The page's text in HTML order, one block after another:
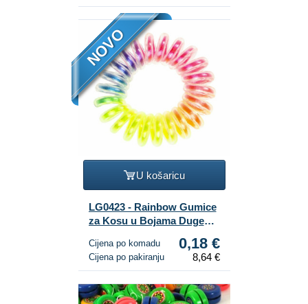
NOVO
U košaricu
LG0423 - Rainbow Gumice
za Kosu u Bojama Duge
Cijena po komadu 0,18 €
Cijena po pakiranju 8,64 €